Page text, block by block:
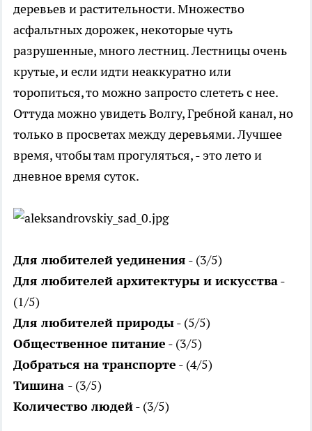
деревьев и растительности. Множество
асфальтных дорожек, некоторые чуть
разрушенные, много лестниц. Лестницы очень
крутые, и если идти неаккуратно или
торопиться, то можно запросто слететь с нее.
Оттуда можно увидеть Волгу, Гребной канал, но
только в просветах между деревьями. Лучшее
время, чтобы там прогуляться, - это лето и
дневное время суток.
Для любителей уединения - (3/5)
Для любителей архитектуры и искусства-
(1/5)
Для любителей природы- (5/5)
Общественное питание - (3/5)
Добраться на транспорте - (4/5)
Тишина - (3/5)
Количество людей- (3/5)